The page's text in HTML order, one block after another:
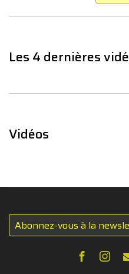
Les 4 dernières
Vidéos
Abonnez-vous à la